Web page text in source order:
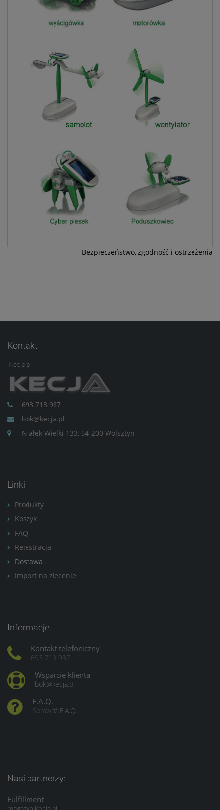
Bezpieczeństwo, zgodność i ostrzeżenia
Kontakt
Kecja.pl
693 713 987
bok@kecja.pl
Niałek Wielki 133, 64-200 Wolsztyn
Linki
Produkty
Koszyk
FAQ
Rejestracja
Dostawa
Import na zlecenie
Informacje
Kontakt telefoniczny
693 713 987
Wsparcie klienta
bok@kecja.pl
F.A.Q.
Sprawdź F.A.Q.
Nasi partnerzy:
Fulfillment
magazyn.kecja.pl